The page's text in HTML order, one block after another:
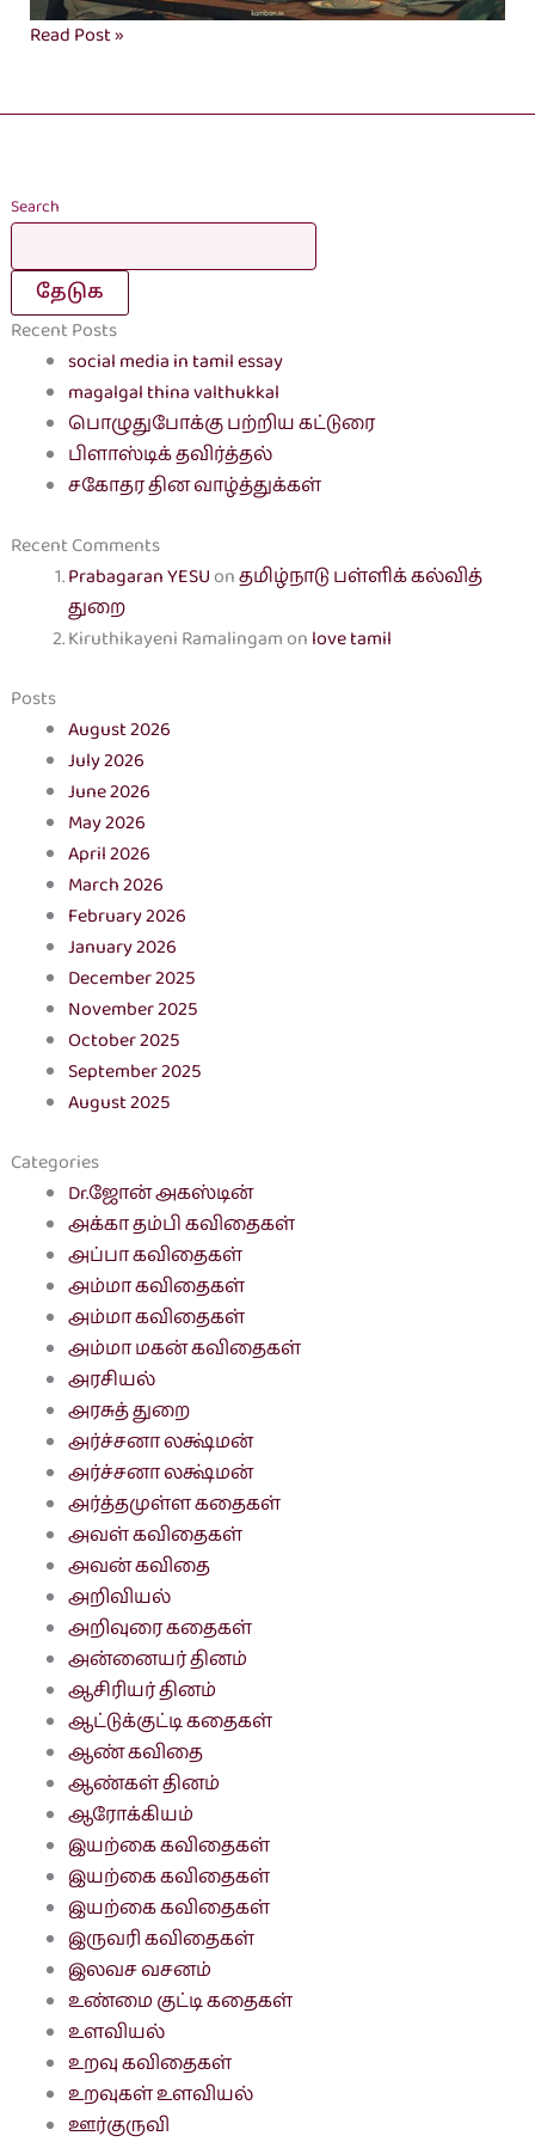
Read Post »
Search
தேடுக
Recent Posts
social media in tamil essay
magalgal thina valthukkal
பொழுதுபோக்கு பற்றிய கட்டுரை
பிளாஸ்டிக் தவிர்த்தல்
சகோதர தின வாழ்த்துக்கள்
Recent Comments
Prabagaran YESUonதமிழ்நாடு பள்ளிக் கல்வித்
துறை
Kiruthikayeni Ramalingamon love tamil
Posts
August 2026
July 2026
June 2026
May 2026
April 2026
March 2026
February 2026
January 2026
December 2025
November 2025
October 2025
September 2025
August 2025
Categories
Dr.ஜோன் அகஸ்டின்
அக்கா தம்பி கவிதைகள்
அப்பா கவிதைகள்
அம்மா கவிதைகள்
அம்மா கவிதைகள்
அம்மா மகன் கவிதைகள்
அரசியல்
அரசுத் துறை
அர்ச்சனா லக்ஷ்மன்
அர்ச்சனா லக்ஷ்மன்
அர்த்தமுள்ள கதைகள்
அவள் கவிதைகள்
அவன் கவிதை
அறிவியல்
அறிவுரை கதைகள்
அன்னையர் தினம்
ஆசிரியர் தினம்
ஆட்டுக்குட்டி கதைகள்
ஆண் கவிதை
ஆண்கள் தினம்
ஆரோக்கியம்
இயற்கை கவிதைகள்
இயற்கை கவிதைகள்
இயற்கை கவிதைகள்
இருவரி கவிதைகள்
இலவச வசனம்
உண்மை குட்டி கதைகள்
உளவியல்
உறவு கவிதைகள்
உறவுகள் உளவியல்
ஊர்குருவி